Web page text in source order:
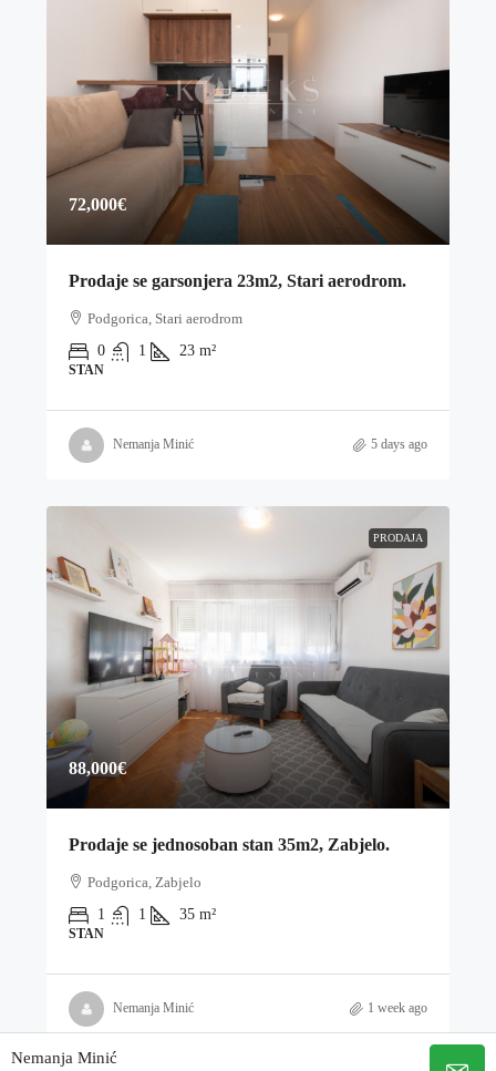
72,000€
Prodaje se garsonjera 23m2, Stari aerodrom.
Podgorica, Stari aerodrom
0
1 23 m²
STAN
Nemanja Minić 5 days ago
PRODAJA
88,000€
Prodaje se jednosoban stan 35m2, Zabjelo.
Podgorica, Zabjelo
1
1 35 m²
STAN
Nemanja Minić 1 week ago
Nemanja Minić